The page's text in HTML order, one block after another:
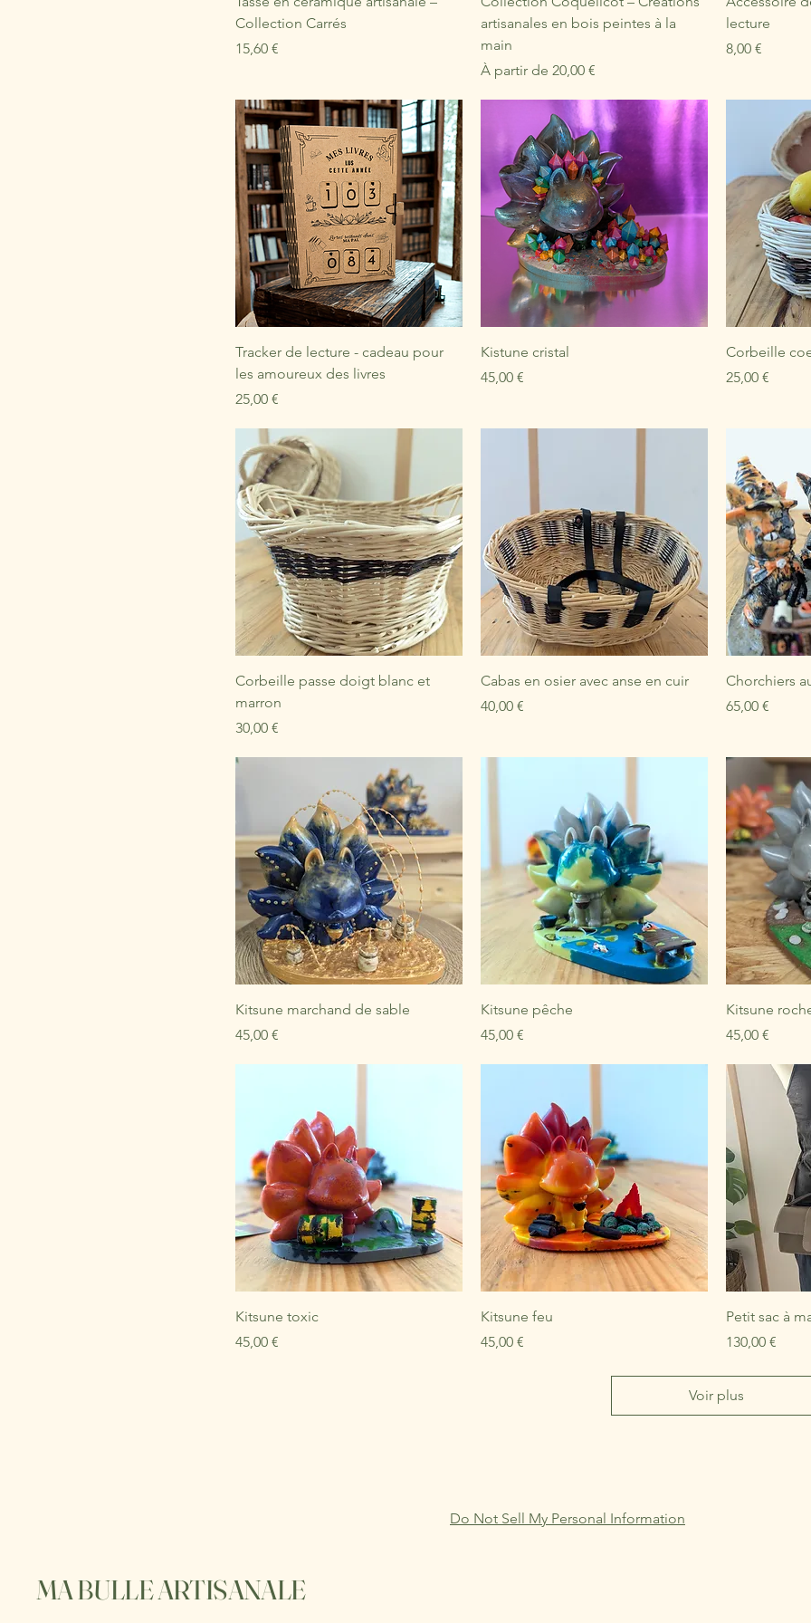
Collection Carrés
Prix
15,60 €
artisanales en bois peintes à la
main
À partir de 20,00 €
Prix promotionnel
lecture
Prix
8,00 €
Tracker de lecture - cadeau pour
les amoureux des livres
Prix
25,00 €
Kistune cristal
Prix
45,00 €
Corbeille
Prix
25,00 €
Corbeille passe doigt blanc et
marron
Prix
30,00 €
Cabas en osier avec anse en cuir
Prix
40,00 €
Chorchiers
Prix
65,00 €
Kitsune marchand de sable
Prix
45,00 €
Kitsune pêche
Prix
45,00 €
Kitsune
Prix
45,00 €
Kitsune toxic
Prix
45,00 €
Kitsune feu
Prix
45,00 €
Petit sac à
Prix
130,00 €
Voir plus
Do Not Sell My Personal Information
MA BULLE ARTISANALE